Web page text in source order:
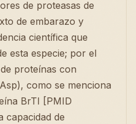
de proteasas de
de embarazo y
científica que
esta especie; por el
proteínas con
como se menciona
BrTI [PMID
capacidad de